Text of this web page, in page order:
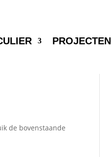
PROJECTEN
de bovenstaande